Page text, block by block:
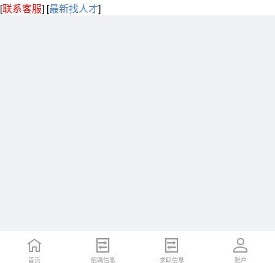
[联系客服] [最新找人才]
首页 招聘信息 求职信息 账户